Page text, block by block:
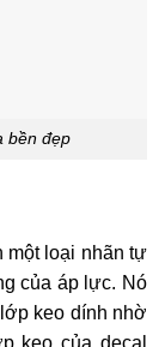
bền đẹp
một loại nhãn tự
của áp lực. Nó
keo dính nhờ